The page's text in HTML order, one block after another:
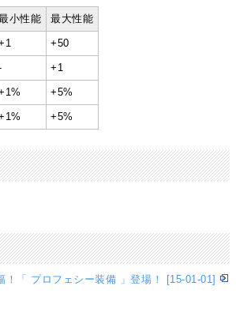
小性能 最大性能
+50
+1
+5%
+5%
！「 プロフェシー装備 」登場！ [15-01-01]